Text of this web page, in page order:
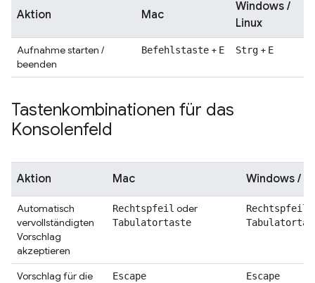
Aktion Mac
Windows /
Linux
Aufnahme starten /
beenden
Befehlstaste + E Strg + E
Tastenkombinationen für das
Konsolenfeld
Aktion Mac Windows /
Automatisch
vervollständigten
Vorschlag
akzeptieren
Rechtspfeil oder
Tabulatortaste
Rechtspfeil
Vorschlag für die
Escape Escape